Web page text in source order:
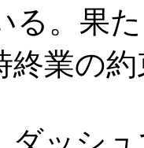
る。果
終業の